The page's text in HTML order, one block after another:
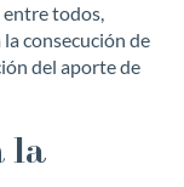
todos,
consecución de
del aporte de
la